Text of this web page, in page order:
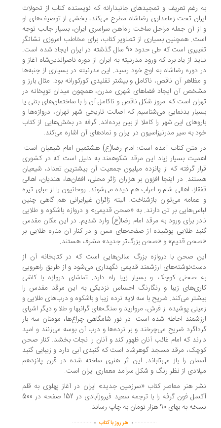
رغم تعریف و تمجیدهای جانبدارانه که نویسنده کتاب از تحولات
تحت زمامداری رضاشاه مطرح می‌کند، بخشی از توصیف‌های او
آن جمله مراحل ساخت راه‌آهن سراسری ایران، بسیار جالب توجه
همچنین بسیاری از تصاویر کتاب، برای مخاطب امروزی نشانگر
تغییری است که طی حدود 90 سال گذشته در ایران ایجاد شده است.
از یاد برد که ورود مدرنیته به ایران از دوره ناصرالدین‌شاه آغاز و
دوره رضاشاه به اوج خود رسید. این مدرنیته در بسیاری از جنبه‌ها
آن ناقص، ناکامل و بیشتر تقلیدی کورکورانه بود. مثال بارز و
آن ایجاد فضاهای شهری مدرن، همچون میدان توپخانه در
است که امروز شکل ناقص و ناکامل آن را با ساختمان‌های بتنی یا
بدنمایی می‌شناسیم که اصالت تاریخی شهر تهران، دروازه‌ها و
این شهر را کاملا از بین برده‌اند. گرفه در بخش‌هایی از کتاب
به سیر مدرنیزاسیون در ایران و نمادهای آن اشاره می‌کند.
متن کتاب آمده است؛ امام رضا(ع) هشتمین امام شیعیان است.
بسیار زیاد این مرقد شکوهمند به دلیل است که در کشوری
گرفته که از پانزده میلیون جمعیت آن بیشترین تعداد، شیعیان
در اینجا افزون بر هزاران زائر محلی، افغان‌ها، هندیان، اهالی
اهالی شام و اعراب هم دیده می‌شوند. روحانیون را از عبای تیره
می‌توان بازشناخت. البته زائران غیرایرانی هم گاهی چنین
بر تن دارند. به «صحن قدیمی» و دروازه باشکوه و طلایی
برای ورود به مرقد امام رضا(ع) وارد شدیم. در این مکان مقدس
طلایی پوشیده از صفحه‌های مس و در کنار آن مناره طلایی بر
قدیم» و «صحن بزرگ‌تر جدید» مشرف هستند.
صحن با دروازه بزرگ سالن‌هایی است که در کتابخانه آن از
ارزشمند قدیمی نگهداری می‌شود و از طریق راهرویی
صحنی کوچک و بسیار زیبا راه دارد. تماشای دروازه با کاشی
زیبا و رنگارنگ احساس نزدیکی به این مرقد مقدس را
می‌کند. ضریح با سه لایه نرده زیبا و باشکوه و درب‌های طلایی و
پوشیده از فرش، مروارید و سنگ‌های گرانبها و طلا و دیگر اشیای
احاطه شده است. در نور شامگاهی چراغ‌ها، مومنان سه بار
ضریح می‌چرخند و بر نرده‌ها و درب آن بوسه می‌زنند و امید
که امام غائب آنان ظهور کند و آنان را نجات بخشد. کنار صحن
مرقد مسجد گوهرشاد است که گنبدی آبی دارد و زیبایی گنبد
را باز می‌تاباند. این اثر هنری ساخته شده در قرن پانزدهم
از نظر رنگ و شکل سرآمد معماری ایران است.
هنر معاصر کتاب «سرزمین جدید» ایران در آغاز پهلوی به قلم
آکسل فون گرفه را با ترجمه سعید فیروزآبادی در 152 صفحه در 500
بهای 90 هزار تومان به چاپ رساند.
...............
. هر روز با کتاب .
..............